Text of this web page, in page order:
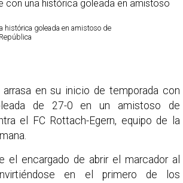
histórica goleada en amistoso de
arrasa en su inicio de temporada con
de 27-0 en un amistoso de
el FC Rottach-Egern, equipo de la
el encargado de abrir el marcador al
en el primero de los